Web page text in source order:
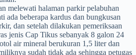
melewati halaman parkir pelabuhan
ada beberapa kardus dan bungkusan
dan setelah dilakukan pemeriksaan
jenis Cap Tikus sebanyak 8 galon 24
air mineral berukuran 1,5 liter dan
sudah tidak ada sehingga petugas